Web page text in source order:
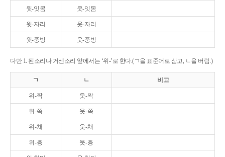
윗-잇몸 웃-잇몸
윗-자리 웃-자리
윗-중방 웃-중방
다만 1. 된소리나 거센소리 앞에서는 ‘위-’로 한다.(ㄱ을 표준어로 삼고, ㄴ을 버림.)
ㄱ ㄴ 비고
위-짝 웃-짝
위-쪽 웃-쪽
위-채 웃-채
위-층 웃-층